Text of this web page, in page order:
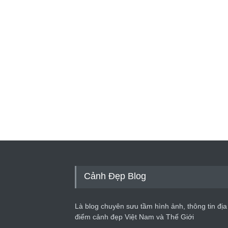
Cảnh Đẹp Blog
Là blog chuyên sưu tầm hình ảnh, thông tin địa
điểm cảnh đẹp Việt Nam và Thế Giới